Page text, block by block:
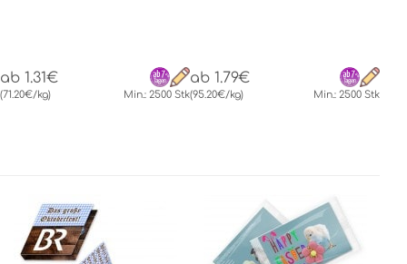
ab 1.31€
(71.20€/kg) Min.: 2500 Stk
ab 1.79€
(95.20€/kg) Min.: 2500 Stk